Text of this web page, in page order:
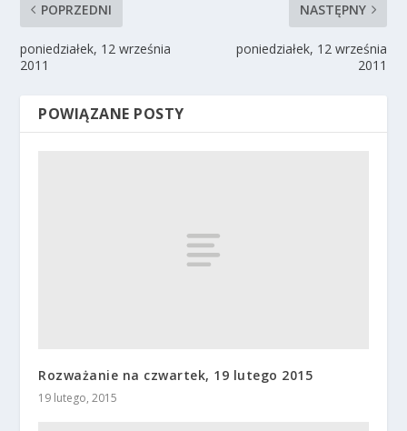
POPRZEDNI
poniedziałek, 12 września
2011
NASTĘPNY
poniedziałek, 12 września
2011
POWIĄZANE POSTY
Rozważanie na czwartek, 19 lutego 2015
19 lutego, 2015